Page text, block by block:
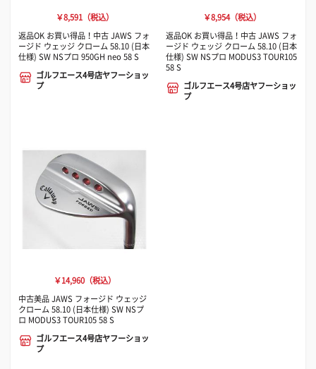
￥8,591（税込）
返品OK お買い得品！中古 JAWS フォ
ージド ウェッジ クローム 58.10 (日本
仕様) SW NSプロ 950GH neo 58 S
ゴルフエース4号店ヤフーショッ
プ
￥8,954（税込）
返品OK お買い得品！中古 JAWS フォ
ージド ウェッジ クローム 58.10 (日本
仕様) SW NSプロ MODUS3 TOUR105
58 S
ゴルフエース4号店ヤフーショッ
プ
￥14,960（税込）
中古美品 JAWS フォージド ウェッジ
クローム 58.10 (日本仕様) SW NSプ
ロ MODUS3 TOUR105 58 S
ゴルフエース4号店ヤフーショッ
プ